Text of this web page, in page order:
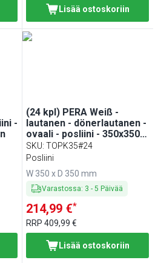
Lisää ostoskoriin
-
(24 kpl) PERA Weiß -
lautanen - dönerlautanen -
ovaali - posliini - 350x350
mm - valkoinen
SKU:TOPK35#24
Posliini
W 350 x D 350 mm
Varastossa: 3 -5 Päivää
214,99 €*
RRP409,99 €
Lisää ostoskoriin